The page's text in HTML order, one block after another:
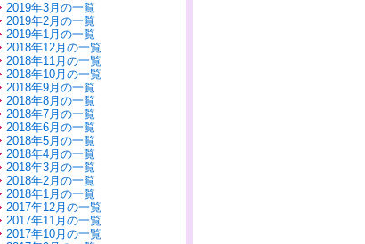
2019年3月の一覧
2019年2月の一覧
2019年1月の一覧
2018年12月の一覧
2018年11月の一覧
2018年10月の一覧
2018年9月の一覧
2018年8月の一覧
2018年7月の一覧
2018年6月の一覧
2018年5月の一覧
2018年4月の一覧
2018年3月の一覧
2018年2月の一覧
2018年1月の一覧
2017年12月の一覧
2017年11月の一覧
2017年10月の一覧